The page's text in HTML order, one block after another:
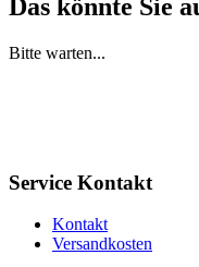
Das könnte Sie
Bitte warten...
Service Kontakt
Kontakt
Versandkosten